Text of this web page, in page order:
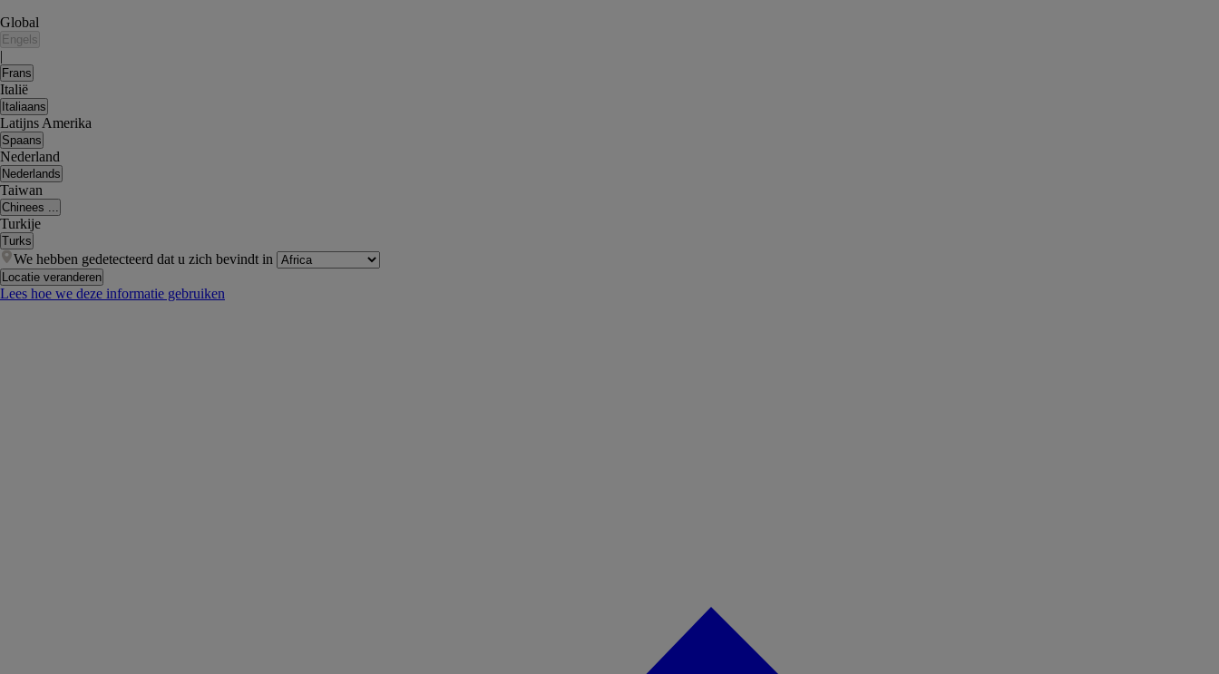
Global
Engels
|
Frans
Italië
Italiaans
Latijns Amerika
Spaans
Nederland
Nederlands
Taiwan
Chinees ...
Turkije
Turks
We hebben gedetecteerd dat u zich bevindt in
Locatie veranderen
Lees hoe we deze informatie gebruiken